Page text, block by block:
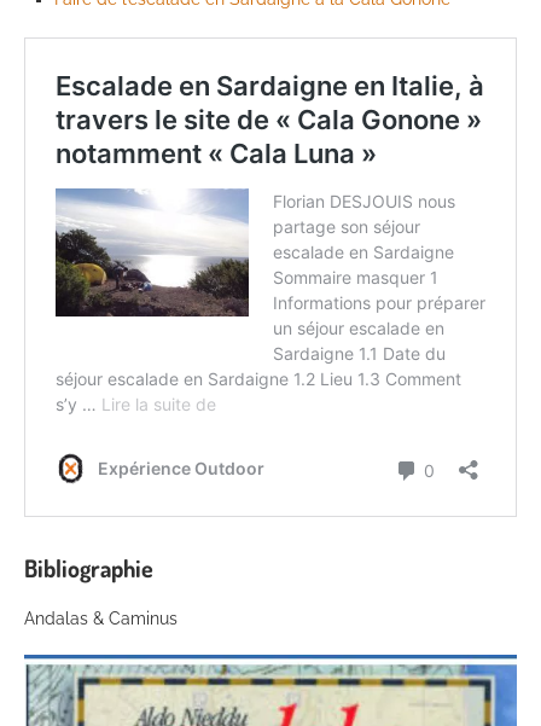
Bibliographie
Andalas & Caminus